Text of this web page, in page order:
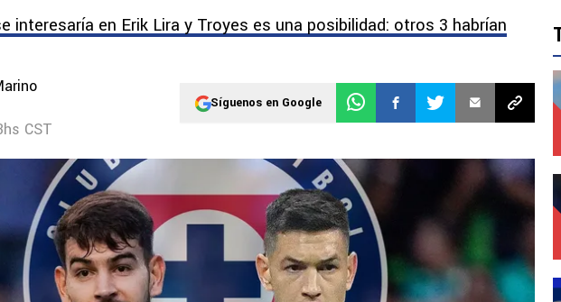
interesaría en Erik Lira y Troyes es una posibilidad: otros 3 habrían
CST
Síguenos en Google